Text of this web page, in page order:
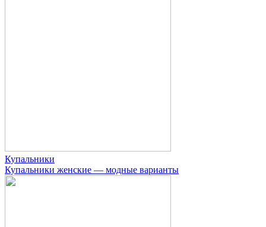
Купальники
Купальники женские — модные варианты